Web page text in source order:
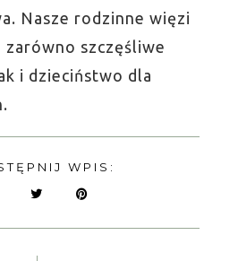
Nasze rodzinne więzi
zarówno szczęśliwe
i dzieciństwo dla
WPIS: